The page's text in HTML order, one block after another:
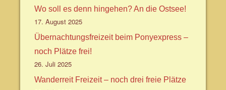
Wo soll es denn hingehen? An die Ostsee!
17. August 2025
Übernachtungsfreizeit beim Ponyexpress –
noch Plätze frei!
26. Juli 2025
Wanderreit Freizeit – noch drei freie Plätze